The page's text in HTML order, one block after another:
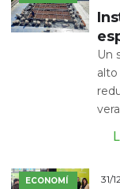
Un
ECONOMÍ
31/